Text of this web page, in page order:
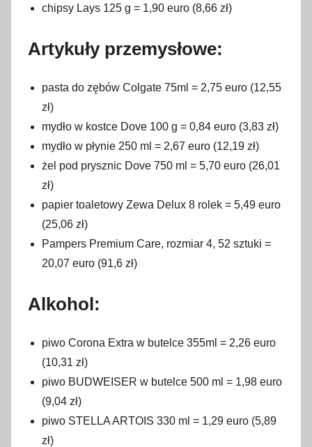
chipsy Lays 125 g = 1,90 euro (8,66 zł)
Artykuły przemysłowe:
pasta do zębów Colgate 75ml = 2,75 euro (12,55
zł)
mydło w kostce Dove 100 g = 0,84 euro (3,83 zł)
mydło w płynie 250 ml = 2,67 euro (12,19 zł)
żel pod prysznic Dove 750 ml = 5,70 euro (26,01
zł)
papier toaletowy Zewa Delux 8 rolek = 5,49 euro
(25,06 zł)
Pampers Premium Care, rozmiar 4, 52 sztuki =
20,07 euro (91,6 zł)
Alkohol:
piwo Corona Extra w butelce 355ml = 2,26 euro
(10,31 zł)
piwo BUDWEISER w butelce 500 ml = 1,98 euro
(9,04 zł)
piwo STELLA ARTOIS 330 ml = 1,29 euro (5,89
zł)